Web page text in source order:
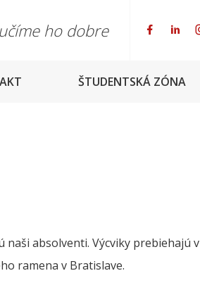
ho dobre
ŠTUDENTSKÁ ZÓNA
naši absolventi. Výcviky prebiehajú v
ramena v Bratislave.